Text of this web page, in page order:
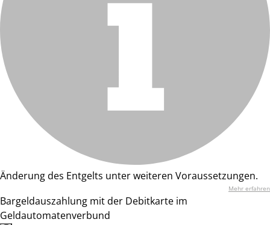
Änderung des Entgelts unter weiteren Voraussetzungen.
Mehr erfahren
Bargeldauszahlung mit der Debitkarte im
Geldautomatenverbund